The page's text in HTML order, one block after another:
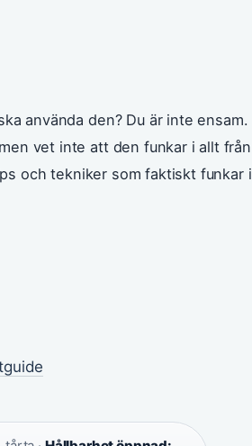
använda den? Du är inte ensam.
vet inte att den funkar i allt från
och tekniker som faktiskt funkar i